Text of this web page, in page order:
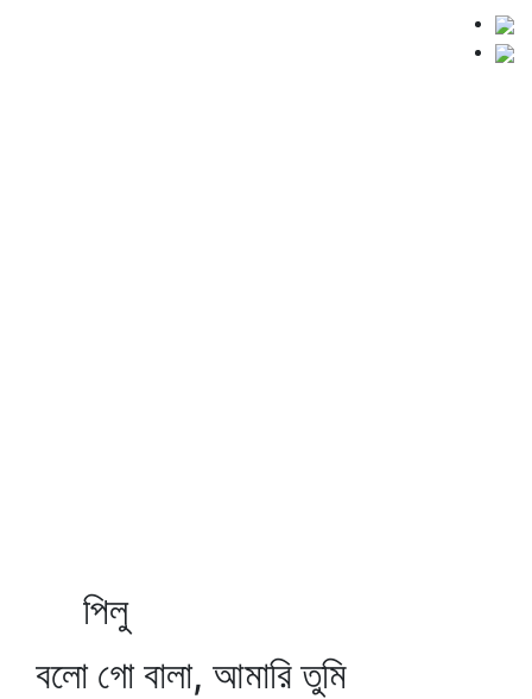
পিলু
বলো গো বালা, আমারি তুমি